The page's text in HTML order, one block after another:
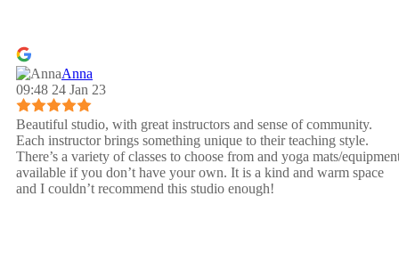
Anna
09:48 24 Jan 23
Beautiful studio, with great instructors and sense of community.
Each instructor brings something unique to their teaching style.
There’s a variety of classes to choose from and yoga mats/
available if you don’t have your own. It is a kind and warm space
and I couldn’t recommend this studio enough!